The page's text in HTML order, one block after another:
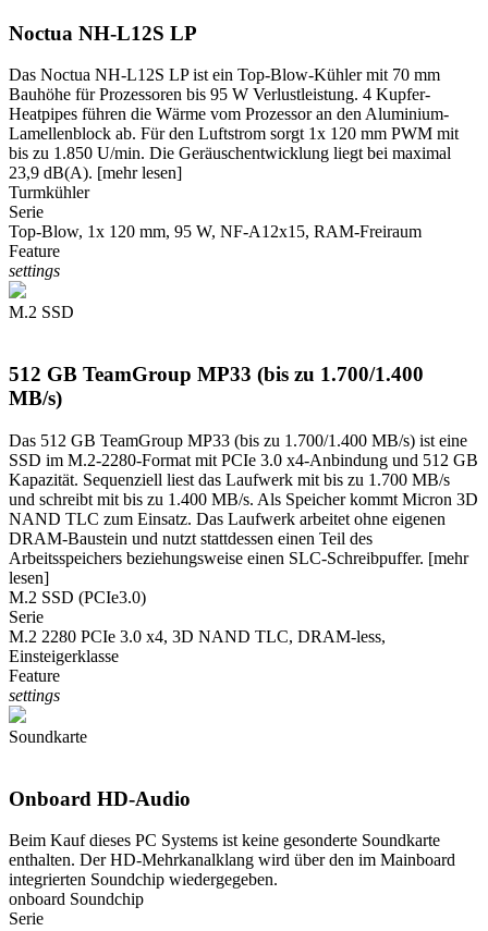
Noctua NH-L12S LP
Das Noctua NH-L12S LP ist ein Top-Blow-Kühler mit 70 mm
Bauhöhe für Prozessoren bis 95 W Verlustleistung. 4 Kupfer-
Heatpipes führen die Wärme vom Prozessor an den Aluminium-
Lamellenblock ab. Für den Luftstrom sorgt 1x 120 mm PWM mit
bis zu 1.850 U/min. Die Geräuschentwicklung liegt bei maximal
23,9 dB(A). [mehr lesen]
Turmkühler
Serie
Top-Blow, 1x 120 mm, 95 W, NF-A12x15, RAM-Freiraum
Feature
settings
M.2 SSD
512 GB TeamGroup MP33 (bis zu 1.700/1.400
MB/s)
Das 512 GB TeamGroup MP33 (bis zu 1.700/1.400 MB/s) ist eine
SSD im M.2-2280-Format mit PCIe 3.0 x4-Anbindung und 512 GB
Kapazität. Sequenziell liest das Laufwerk mit bis zu 1.700 MB/s
und schreibt mit bis zu 1.400 MB/s. Als Speicher kommt Micron 3D
NAND TLC zum Einsatz. Das Laufwerk arbeitet ohne eigenen
DRAM-Baustein und nutzt stattdessen einen Teil des
Arbeitsspeichers beziehungsweise einen SLC-Schreibpuffer. [mehr
lesen]
M.2 SSD (PCIe3.0)
Serie
M.2 2280 PCIe 3.0 x4, 3D NAND TLC, DRAM-less,
Einsteigerklasse
Feature
settings
Soundkarte
Onboard HD-Audio
Beim Kauf dieses PC Systems ist keine gesonderte Soundkarte
enthalten. Der HD-Mehrkanalklang wird über den im Mainboard
integrierten Soundchip wiedergegeben.
onboard Soundchip
Serie